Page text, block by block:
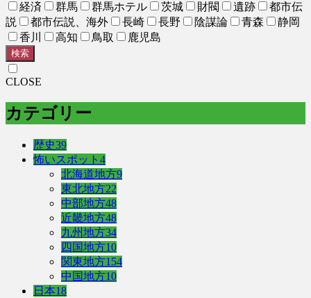
経済
群馬 群馬ホテル 茨城 財閥 遺跡
都市伝
説
都市伝説、海外 長崎 長野 陰謀論 青森
静岡
香川
高知 鳥取 鹿児島
検索
CLOSE
カテゴリー
歴史39
怖いスポット 4
北海道地方9
東北地方22
中部地方48
近畿地方48
九州地方34
四国地方10
関東地方154
中国地方10
日本18